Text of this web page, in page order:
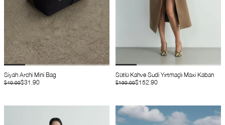
Siyah Archi Mini Bag
$31.90
$40.00
Sütlü Kahve Sudi Yırtmaçlı Maxi Kaban
$152.90
$190.00